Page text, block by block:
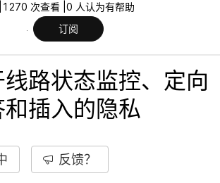
1270 次查看 | 0 人认为有帮助
订阅
路状态监控、定向
插入的隐私
反馈？